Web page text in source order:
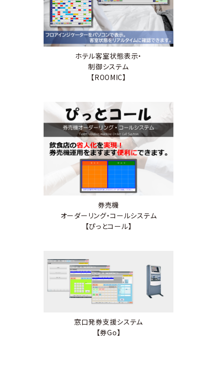
ホテル客室状態表示・
制御システム
【ROOMIC】
券売機
オーダーリング・コールシステム
【ぴっとコール】
窓口発券支援システム
【券Go】